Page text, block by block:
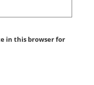
in this browser for